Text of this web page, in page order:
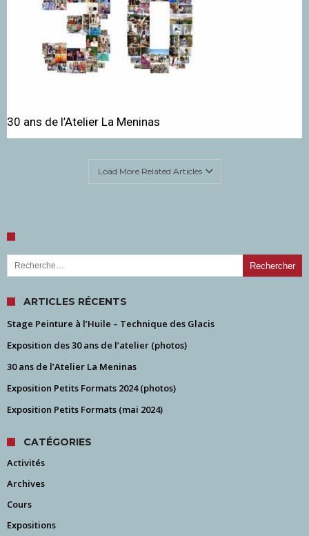
30 ans de l’Atelier La Meninas
Load More Related Articles
Rechercher :
ARTICLES RÉCENTS
Stage Peinture à l’Huile – Technique des Glacis
Exposition des 30 ans de l’atelier (photos)
30 ans de l’Atelier La Meninas
Exposition Petits Formats 2024 (photos)
Exposition Petits Formats (mai 2024)
CATÉGORIES
Activités
Archives
Cours
Expositions